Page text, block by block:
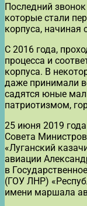
Последний
которые стали
корпуса, начиная
С 2016 года,
процесса и
корпуса. В
даже принимали
садятся юные
патриотизмом,
25 июня 2019
Совета
«Луганский
авиации
в
(ГОУ ЛНР)
имени маршала